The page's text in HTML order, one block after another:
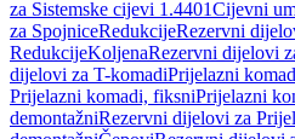
za Sistemske cijevi 1.4401Cijevni
za SpojniceRedukcijeRezervni
RedukcijeKoljenaRezervni dijelovi
dijelovi za T-komadiPrijelazni
Prijelazni komadi, fiksniPrijelazni
demontažniRezervni dijelovi za